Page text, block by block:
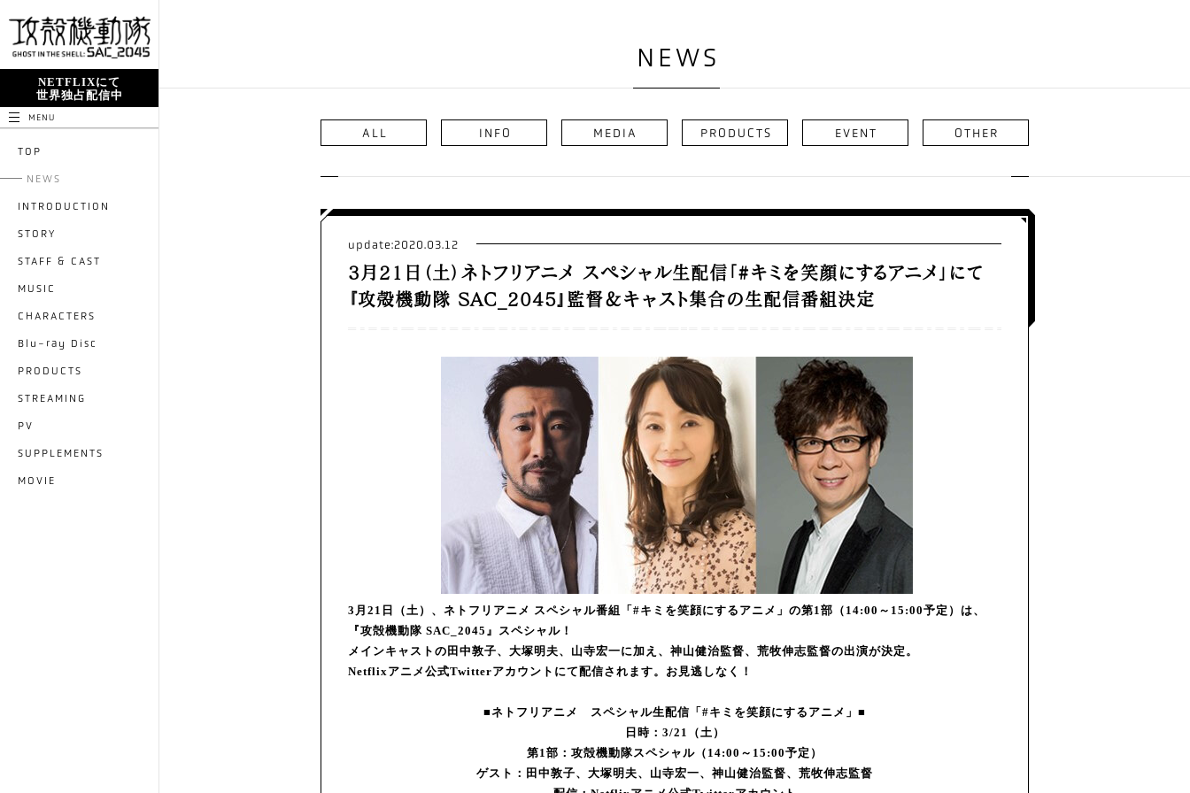
NETFLIXにて
世界独占配信中
MENU
TOP
NEWS
INTRODUCTION
STORY
STAFF & CAST
MUSIC
CHARACTERS
Blu-ray Disc
PRODUCTS
STREAMING
PV
SUPPLEMENTS
MOVIE
NEWS
ALL INFO MEDIA PRODUCTS EVENT OTHER
update:2020.03.12
3月21日（土）ネトフリアニメ スペシャル生配信「#キミを笑顔にするアニメ」にて
『攻殻機動隊 SAC_2045』監督＆キャスト集合の生配信番組決定
3月21日（土）、ネトフリアニメ スペシャル番組「#キミを笑顔にするアニメ」の第1部（14:00～15:00予定）は、
『攻殻機動隊 SAC_2045』スペシャル！
メインキャストの田中敦子、大塚明夫、山寺宏一に加え、神山健治監督、荒牧伸志監督の出演が決定。
Netflixアニメ公式Twitterアカウントにて配信されます。お見逃しなく！
■ネトフリアニメ スペシャル生配信「#キミを笑顔にするアニメ」■
日時：3/21（土）
第1部：攻殻機動隊スペシャル（14:00～15:00予定）
ゲスト：田中敦子、大塚明夫、山寺宏一、神山健治監督、荒牧伸志監督